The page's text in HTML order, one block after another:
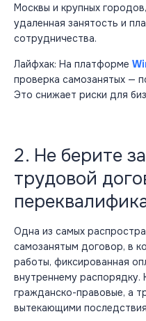
Москвы и крупных
удаленная занятость и
сотрудничества.
Лайфхак: На платформе
проверка самозанятых —
Это снижает риски для
2. Не берите
трудовой
Одна из самых
самозанятым договор, в
работы, фиксированная
внутреннему
гражданско-правовые, а
вытекающими